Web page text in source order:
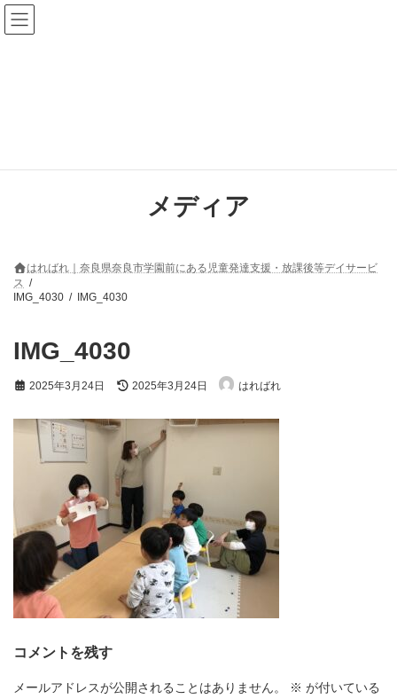
コ
ン
テ
ナ
ビ
ゲ
メディア
はればれ｜奈良県奈良市学園前にある児童発達支援・放課後等デイサービ
ス
IMG_4030
IMG_4030
IMG_4030
2025年3月24日
最
日
時
2025年3月24日 はればれ
コメントを残す
メールアドレスが公開されることはありません。 ※ が付いている